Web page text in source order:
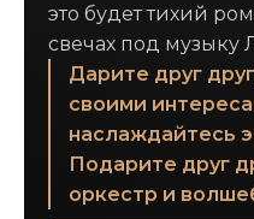
это будет тихий
свечах под
Дарите друг
своими
наслаждайтесь
Подарите друг
оркестр и